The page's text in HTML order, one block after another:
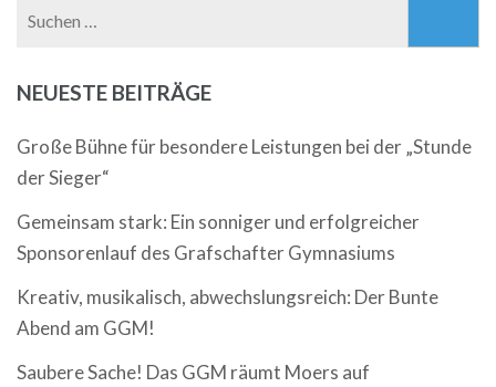
NEUESTE BEITRÄGE
Große Bühne für besondere Leistungen bei der „Stunde
der Sieger“
Gemeinsam stark: Ein sonniger und erfolgreicher
Sponsorenlauf des Grafschafter Gymnasiums
Kreativ, musikalisch, abwechslungsreich: Der Bunte
Abend am GGM!
Saubere Sache! Das GGM räumt Moers auf